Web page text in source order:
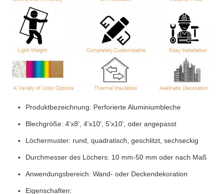
Produktbezeichnung: Perforierte Aluminiumbleche
Blechgröße: 4'x8', 4'x10', 5'x10', oder angepasst
Löchermuster: rund, quadratisch, geschlitzt, sechseckig
Durchmesser des Löchers: 10 mm-50 mm oder nach Maß
Anwendungsbereich: Wand- oder Deckendekoration
Eigenschaften: